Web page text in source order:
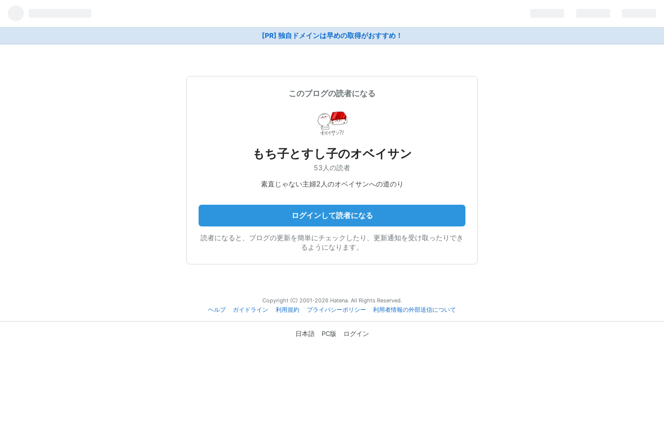
[PR] 独自ドメインは早めの取得がおすすめ！
このブログの読者になる
もち子とすし子のオベイサン
53人の読者
素直じゃない主婦2人のオベイサンへの道のり
ログインして読者になる
読者になると、ブログの更新を簡単にチェックしたり、更新通知を受け取ったりでき
るようになります。
Copyright (C) 2001-2026 Hatena. All Rights Reserved.
ヘルプ
ガイドライン 利用規約 プライバシーポリシー 利用者情報の外部送信について
日本語 PC版 ログイン